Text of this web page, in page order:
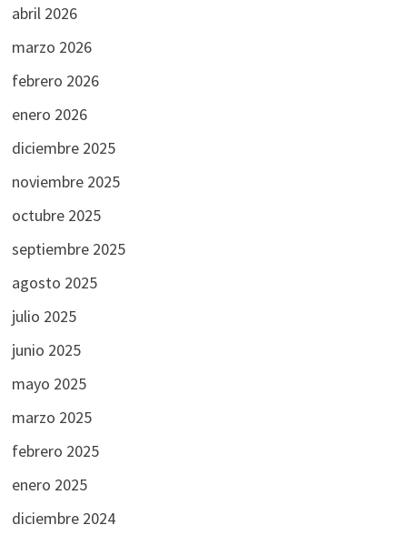
abril 2026
marzo 2026
febrero 2026
enero 2026
diciembre 2025
noviembre 2025
octubre 2025
septiembre 2025
agosto 2025
julio 2025
junio 2025
mayo 2025
marzo 2025
febrero 2025
enero 2025
diciembre 2024